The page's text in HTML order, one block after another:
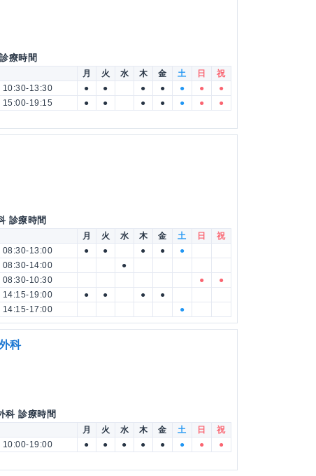
療時間
月 火 水 木 金 土 日
祝
10:30-13:30
● ● ● ● ● ●
●
15:00-19:15
● ● ● ● ● ● ●
診療時間
月 火 水 木 金 土 日
祝
08:30-13:00
● ● ● ●
●
08:30-14:00
●
08:30-10:30
●
●
14:15-19:00
● ● ●
●
14:15-17:00
●
科
科 診療時間
月 火 水 木 金 土 日
祝
10:00-19:00
● ● ● ● ● ● ● ●